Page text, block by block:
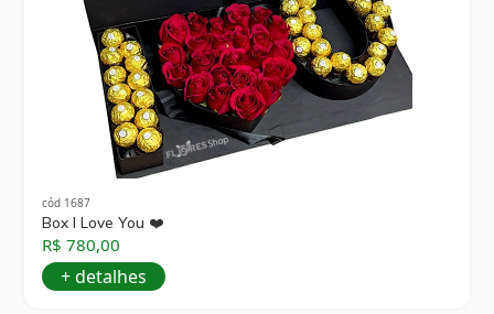
cód 1687
Box I Love You ❤️
R$ 780,00
+ detalhes